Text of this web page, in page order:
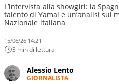
L’intervista alla showgirl: la
talento di Yamal e un’analisi sul
Nazionale italiana
15/06/26 14:21
3 min di lettura
Alessio Lento
GIORNALISTA